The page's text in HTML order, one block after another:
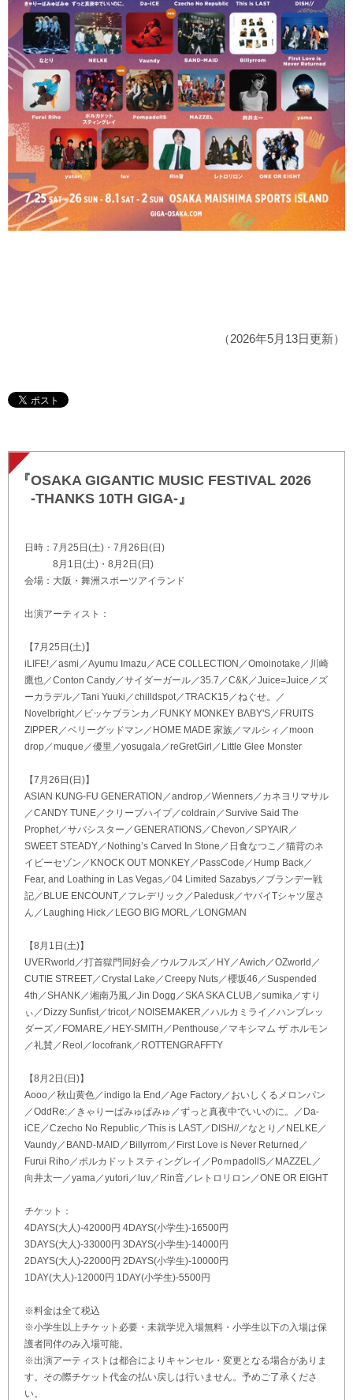
（2026年5月13日更新）
『OSAKA GIGANTIC MUSIC FESTIVAL 2026
-THANKS 10TH GIGA-』
日時：7月25日(土)・7月26日(日)
8月1日(土)・8月2日(日)
会場：大阪・舞洲スポーツアイランド
出演アーティスト：
【7月25日(土)】
iLIFE!／asmi／Ayumu Imazu／ACE COLLECTION／Omoinotake／川崎
鷹也／Conton Candy／サイダーガール／35.7／C&K／Juice=Juice／ズ
ーカラデル／Tani Yuuki／chilldspot／TRACK15／ねぐせ。／
Novelbright／ビッケブランカ／FUNKY MONKEY BΛBY'S／FRUITS
ZIPPER／ベリーグッドマン／HOME MADE 家族／マルシィ／moon
drop／muque／優里／yosugala／reGretGirl／Little Glee Monster
【7月26日(日)】
ASIAN KUNG-FU GENERATION／androp／Wienners／カネヨリマサル
／CANDY TUNE／クリープハイプ／coldrain／Survive Said The
Prophet／サバシスター／GENERATIONS／Chevon／SPYAIR／
SWEET STEADY／Nothing’s Carved In Stone／日食なつこ／猫背のネ
イビーセゾン／KNOCK OUT MONKEY／PassCode／Hump Back／
Fear, and Loathing in Las Vegas／04 Limited Sazabys／ブランデー戦
記／BLUE ENCOUNT／フレデリック／Paledusk／ヤバイTシャツ屋さ
ん／Laughing Hick／LEGO BIG MORL／LONGMAN
【8月1日(土)】
UVERworld／打首獄門同好会／ウルフルズ／HY／Awich／OZworld／
CUTIE STREET／Crystal Lake／Creepy Nuts／櫻坂46／Suspended
4th／SHANK／湘南乃風／Jin Dogg／SKA SKA CLUB／sumika／すり
ぃ／Dizzy Sunfist／tricot／NOISEMAKER／ハルカミライ／ハンブレッ
ダーズ／FOMARE／HEY-SMITH／Penthouse／マキシマム ザ ホルモン
／礼賛／Reol／locofrank／ROTTENGRAFFTY
【8月2日(日)】
Aooo／秋山黄色／indigo la End／Age Factory／おいしくるメロンパン
／OddRe:／きゃりーぱみゅぱみゅ／ずっと真夜中でいいのに。／Da-
iCE／Czecho No Republic／This is LAST／DISH//／なとり／NELKE／
Vaundy／BAND-MAID／Billyrrom／First Love is Never Returned／
Furui Riho／ポルカドットスティングレイ／PoｍpadollS／MAZZEL／
向井太一／yama／yutori／luv／Rin音／レトロリロン／ONE OR EIGHT
チケット：
4DAYS(大人)-42000円 4DAYS(小学生)-16500円
3DAYS(大人)-33000円 3DAYS(小学生)-14000円
2DAYS(大人)-22000円 2DAYS(小学生)-10000円
1DAY(大人)-12000円 1DAY(小学生)-5500円
※料金は全て税込
※小学生以上チケット必要・未就学児入場無料・小学生以下の入場は保
護者同伴のみ入場可能。
※出演アーティストは都合によりキャンセル・変更となる場合がありま
す。その際チケット代金の払い戻しは行いません。予めご了承くださ
い。